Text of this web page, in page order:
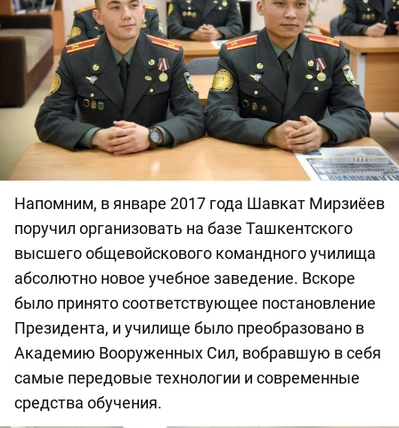
Напомним, в январе 2017 года Шавкат Мирзиёев
поручил организовать на базе Ташкентского
высшего общевойскового командного училища
абсолютно новое учебное заведение. Вскоре
было принято соответствующее постановление
Президента, и училище было преобразовано в
Академию Вооруженных Сил, вобравшую в себя
самые передовые технологии и современные
средства обучения.